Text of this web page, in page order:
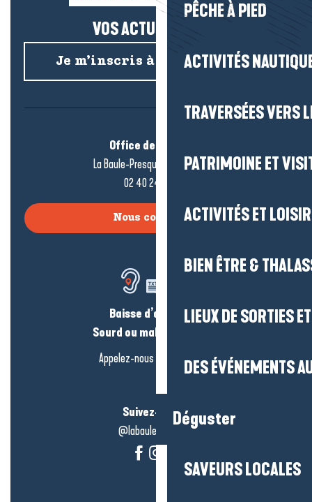
PÊCHE À PIED
ACTIVITÉS
TRAVERSÉES VERS
PATRIMOINE ET
ACTIVITÉS ET
BIEN ÊTRE &
LIEUX DE SORTIES
DES ÉVÉNEMENTS
Déguster
SAVEURS LOCALES
VOS ACTUS SALÉES !
Je m’inscris à la newsletter
Office de tourisme
La Baule-Presqu’île de Guérande
02 40 24 34 44
Nous contacter
Baisse d’audition ?
Sourd ou malentendant ?
Appelez-nous en
cliquant-ici
Suivez-nous !
@labauleguérande